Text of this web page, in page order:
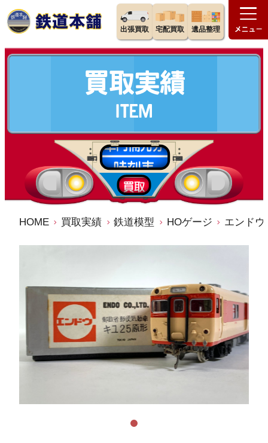
出張買取 宅配買取 遺品整理
HOME 買取実績 鉄道模型 HOゲージ エンドウ